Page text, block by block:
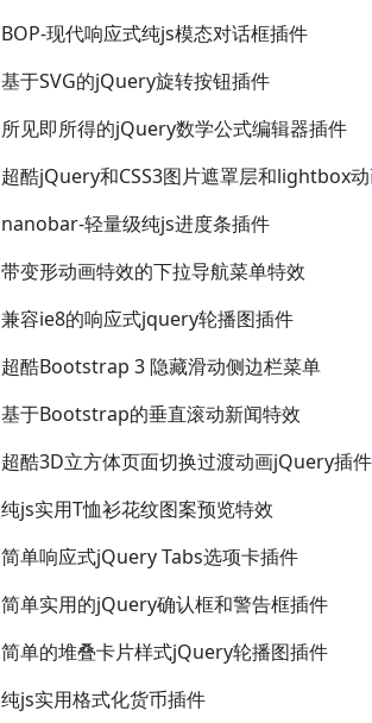
BOP-现代响应式纯js模态对话框插件
基于SVG的jQuery旋转按钮插件
所见即所得的jQuery数学公式编辑器插件
超酷jQuery和CSS3图片遮罩层和lightbox
nanobar-轻量级纯js进度条插件
带变形动画特效的下拉导航菜单特效
兼容ie8的响应式jquery轮播图插件
超酷Bootstrap 3 隐藏滑动侧边栏菜单
基于Bootstrap的垂直滚动新闻特效
超酷3D立方体页面切换过渡动画jQuery插件
纯js实用T恤衫花纹图案预览特效
简单响应式jQuery Tabs选项卡插件
简单实用的jQuery确认框和警告框插件
简单的堆叠卡片样式jQuery轮播图插件
纯js实用格式化货币插件